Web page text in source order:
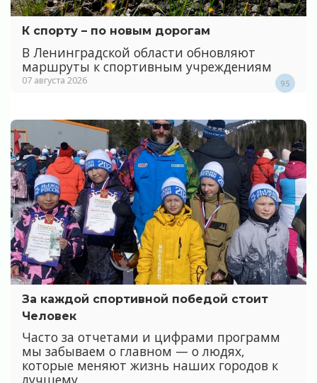
К спорту – по новым дорогам
В Ленинградской области обновляют
маршруты к спортивным учреждениям
07 августа 2026 95
За каждой спортивной победой стоит
Человек
Часто за отчетами и цифрами программ
мы забываем о главном — о людях,
которые меняют жизнь наших городов к